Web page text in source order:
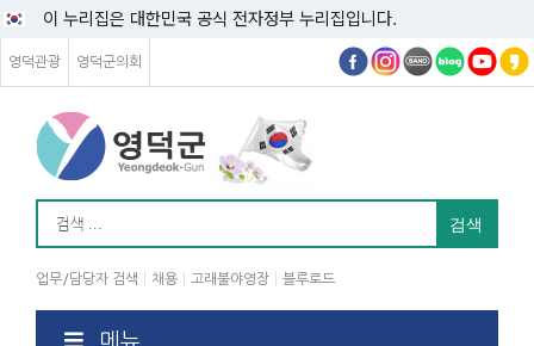
이 누리집은 대한민국 공식 전자정부 누리집입니다.
영덕관광 영덕군의회
업무/담당자 검색 채용 고래불야영장 블루로드
메뉴